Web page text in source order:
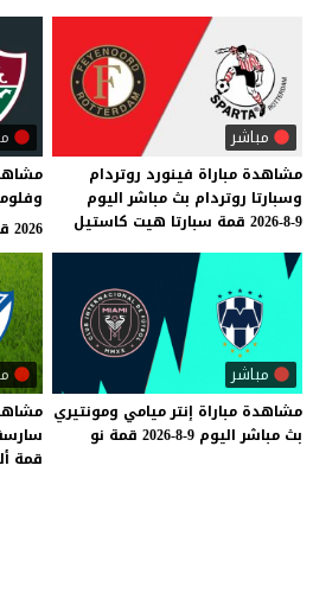
مباشر
مشاهدة مباراة فينورد روتردام
وسبارتا روتردام بث مباشر اليوم
9-8-2026
قمة سبارتا هيت كاستيل
2026 قمة نيلتون سانتوس
مباشر
مشاهدة مباراة إنترميامي ومونتيري
بث مباشر اليوم 9-8-2026 قمة نو
قمة